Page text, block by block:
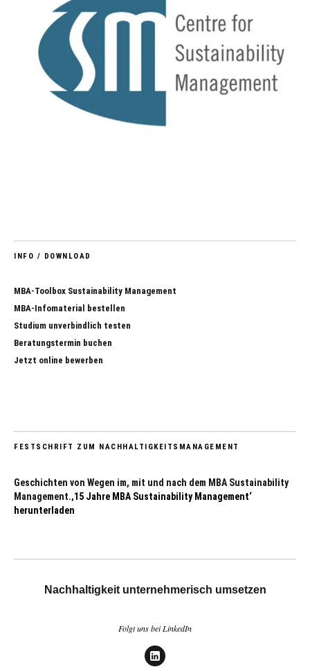
INFO / DOWNLOAD
MBA-Toolbox Sustainability Management
MBA-Infomaterial bestellen
Studium unverbindlich testen
Beratungstermin buchen
Jetzt online bewerben
FESTSCHRIFT ZUM NACHHALTIGKEITSMANAGEMENT
Geschichten von Wegen im, mit und nach dem MBA Sustainability
Management.‚15 Jahre MBA Sustainability Management‘
herunterladen
Nachhaltigkeit unternehmerisch umsetzen
Folgt uns bei LinkedIn